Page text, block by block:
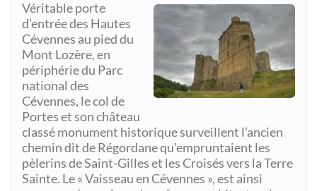
Véritable porte
d’entrée des Hautes
Cévennes au pied du
Mont Lozère, en
périphérie du Parc
national des
Cévennes, le col de
Portes et son château
classé monument historique surveillent l’ancien
chemin dit de Régordane qu’empruntaient les
pèlerins de Saint-Gilles et les Croisés vers la Terre
Sainte. Le « Vaisseau en Cévennes », est ainsi